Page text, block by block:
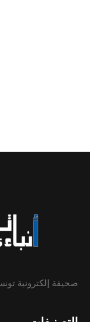
صحيفة إلكترونية